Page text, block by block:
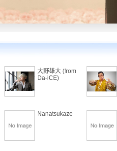
大野雄大 (from
Da-iCE)
Nanatsukaze